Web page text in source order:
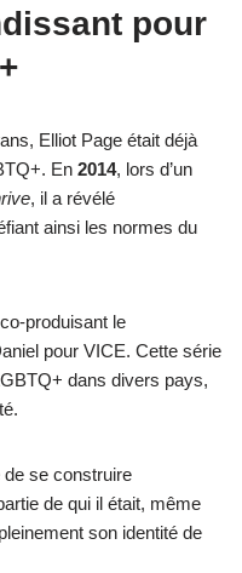
pour
Elliot Page était déjà
En 2014, lors d’un
, il a révélé
ainsi les normes du
produisant le
pour VICE. Cette série
dans divers pays,
de se construire
de qui il était, même
son identité de